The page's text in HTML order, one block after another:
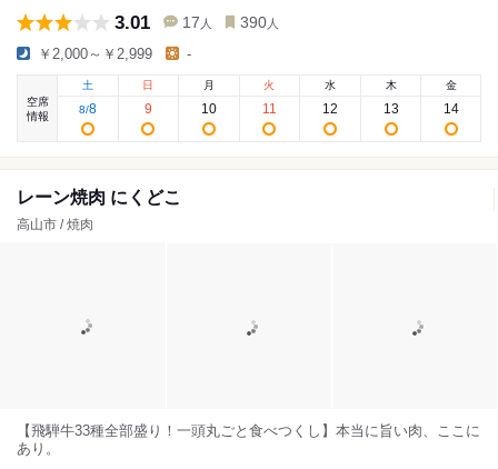
3.01 17 人 390 人
￥2,000～￥2,999 -
空席
情報
土
8/8
日
9
月
10
火
11
水
12
木
13
金
14
レーン焼肉 にくどこ
高山市 / 焼肉
【飛騨牛33種全部盛り！一頭丸ごと食べつくし】本当に旨い肉、ここに
あり。